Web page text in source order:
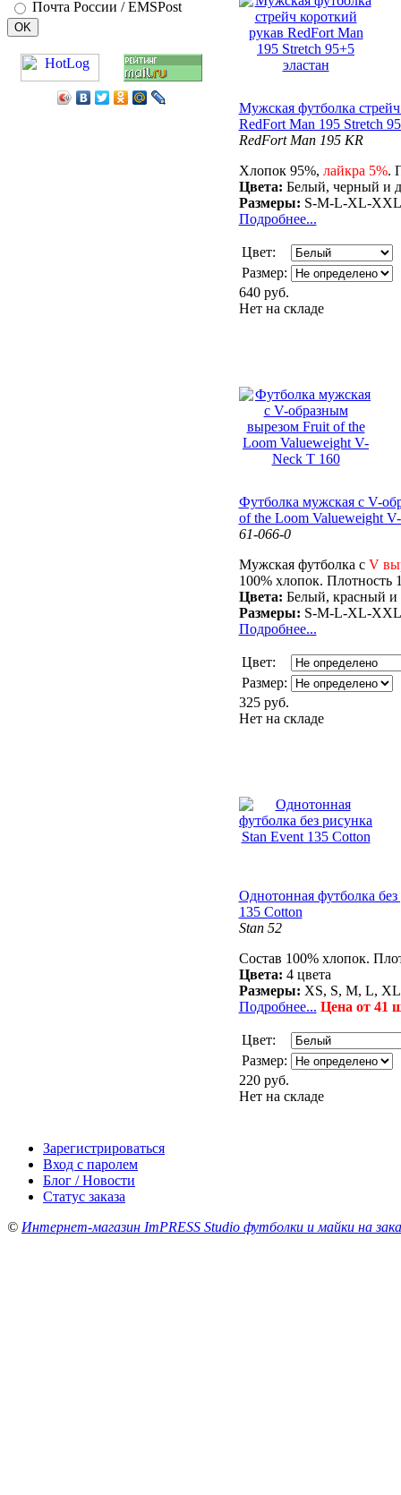
Почта России / EMSPost
Мужская футболка
RedFort Man 195 Stretch
RedFort Man 195 KR
Хлопок 95%, лайкра 5%.
Цвета: Белый, черный и
Размеры: S-M-L-XL-
Подробнее...
Цвет:
Размер:
640 руб.
Нет на складе
Футболка мужская с V-
of the Loom Valueweight
61-066-0
Мужская футболка с V
100% хлопок. Плотность
Цвета: Белый, красный и
Размеры: S-M-L-XL-
Подробнее...
Цвет:
Размер:
325 руб.
Нет на складе
Однотонная футболка
135 Cotton
Stan 52
Состав 100% хлопок.
Цвета: 4 цвета
Размеры: XS, S, M, L,
Подробнее... Цена от 41
Цвет:
Размер:
220 руб.
Нет на складе
Зарегистрироваться
Вход с паролем
Блог / Новости
Статус заказа
© Интернет-магазин ImPRESS Studio футболки и майки на